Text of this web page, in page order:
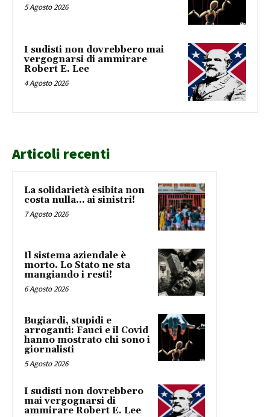
5 Agosto 2026
I sudisti non dovrebbero mai
vergognarsi di ammirare
Robert E. Lee
4 Agosto 2026
Articoli recenti
La solidarietà esibita non
costa nulla… ai sinistri!
7 Agosto 2026
Il sistema aziendale è
morto. Lo Stato ne sta
mangiando i resti!
6 Agosto 2026
Bugiardi, stupidi e
arroganti: Fauci e il Covid
hanno mostrato chi sono i
giornalisti
5 Agosto 2026
I sudisti non dovrebbero
mai vergognarsi di
ammirare Robert E. Lee